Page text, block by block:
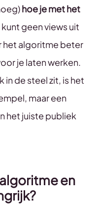
hoe je met het
kunt geen views uit
het algoritme beter
je laten werken.
de steel zit, is het
maar een
het juiste publiek
en